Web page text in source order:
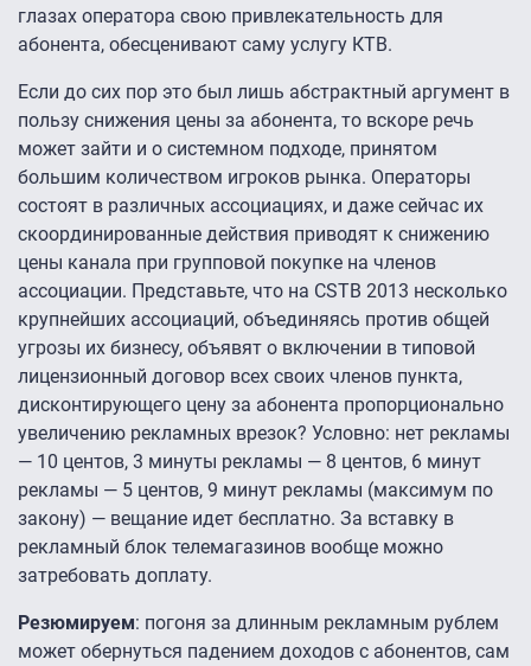
глазах оператора свою привлекательность для
абонента, обесценивают саму услугу КТВ.
Если до сих пор это был лишь абстрактный аргумент в
пользу снижения цены за абонента, то вскоре речь
может зайти и о системном подходе, принятом
большим количеством игроков рынка. Операторы
состоят в различных ассоциациях, и даже сейчас их
скоординированные действия приводят к снижению
цены канала при групповой покупке на членов
ассоциации. Представьте, что на CSTB 2013 несколько
крупнейших ассоциаций, объединяясь против общей
угрозы их бизнесу, объявят о включении в типовой
лицензионный договор всех своих членов пункта,
дисконтирующего цену за абонента пропорционально
увеличению рекламных врезок? Условно: нет рекламы
— 10 центов, 3 минуты рекламы — 8 центов, 6 минут
рекламы — 5 центов, 9 минут рекламы (максимум по
закону) — вещание идет бесплатно. За вставку в
рекламный блок телемагазинов вообще можно
затребовать доплату.
Резюмируем: погоня за длинным рекламным рублем
может обернуться падением доходов с абонентов, сам